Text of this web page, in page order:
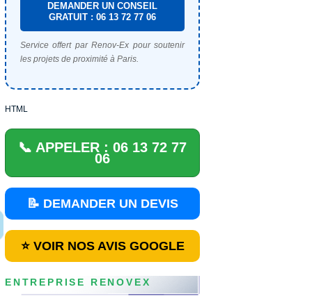
DEMANDER UN CONSEIL
GRATUIT : 06 13 72 77 06
Service offert par Renov-Ex pour soutenir
les projets de proximité à Paris.
HTML
📞 APPELER : 06 13 72 77
06
📝 DEMANDER UN DEVIS
⭐ VOIR NOS AVIS GOOGLE
ENTREPRISE RENOVEX